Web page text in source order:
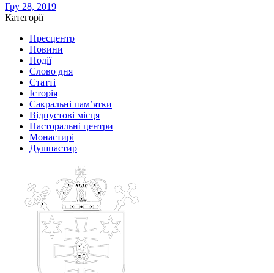
Гру 28, 2019
Категорії
Пресцентр
Новини
Події
Слово дня
Статті
Історія
Сакральні пам’ятки
Відпустові місця
Пасторальні центри
Монастирі
Душпастир